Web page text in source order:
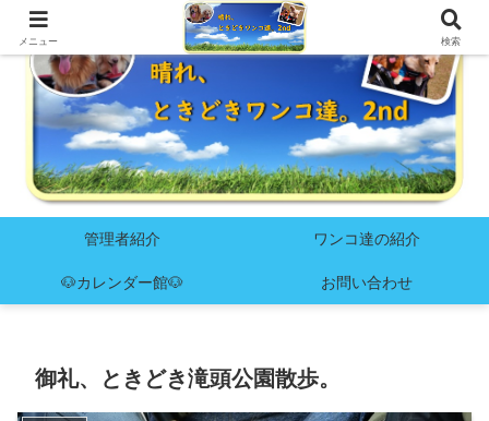
管理者紹介 ワンコ達の紹介
🐶カレンダー館🐶 お問い合わせ
御礼、ときどき滝頭公園散歩。
メニュー 検索